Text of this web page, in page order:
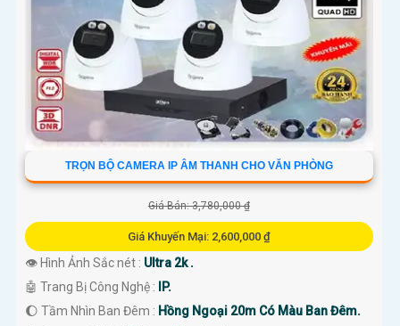
TRỌN BỘ CAMERA IP ÂM THANH CHO VĂN PHÒNG
Giá Bán: 3,780,000 ₫
Giá Khuyến Mại: 2,600,000 ₫
👁 Hình Ảnh Sắc nét : Ultra 2k .
🤖️ Trang Bị Công Nghệ : IP.
🌔 Tầm Nhìn Ban Đêm : Hồng Ngoại 20m Có Màu Ban Đêm.